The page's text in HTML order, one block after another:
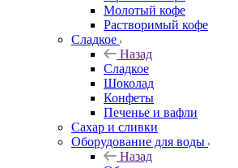
Молотый кофе
Растворимый кофе
Сладкое
Назад
Сладкое
Шоколад
Конфеты
Печенье и вафли
Сахар и сливки
Оборудование для воды
Назад